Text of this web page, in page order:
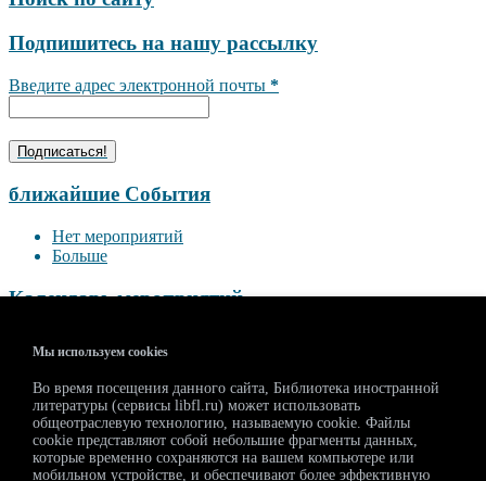
Подпишитесь на нашу рассылку
Введите адрес электронной почты *
ближайшие События
Нет мероприятий
Больше
Календарь мероприятий
Август 2026
>>
28 29 30 31 1
2
4 5 6 7 8
9
11 12 13 14 15 16
18 19 20 21 22 23
Мы используем cookies
Во время посещения данного сайта, Библиотека иностранной
литературы (сервисы libfl.ru) может использовать
общеотраслевую технологию, называемую cookie. Файлы
cookie представляют собой небольшие фрагменты данных,
которые временно сохраняются на вашем компьютере или
мобильном устройстве, и обеспечивают более эффективную